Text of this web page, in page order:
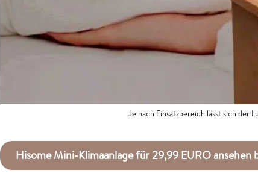
Je nach Einsatzbereich lässt sich
Hisome Mini-Klimaanlage für 29,99 EURO ansehen